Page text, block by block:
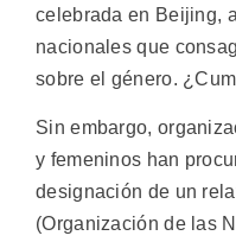
celebrada en Beijing,
nacionales que
sobre el género.
Sin embargo,
y femeninos han
designación de un
(Organización de las